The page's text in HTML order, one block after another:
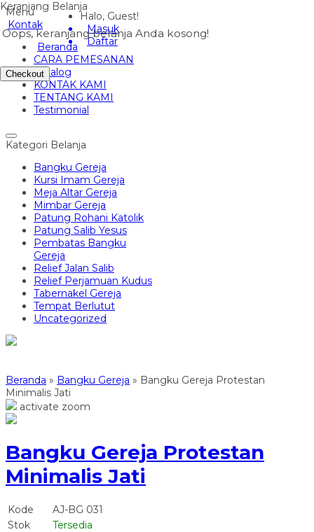
Menu
Kontak
Beranda
CARA PEMESANAN
Katalog
KONTAK KAMI
TENTANG KAMI
Testimonial
Kategori Belanja
Bangku Gereja
Kursi Imam Gereja
Meja Altar Gereja
Mimbar Gereja
Patung Rohani Katolik
Patung Salib Yesus
Pembatas Bangku
Gereja
Relief Jalan Salib
Relief Perjamuan Kudus
Tabernakel Gereja
Tempat Berlutut
Uncategorized
Halo, Guest!
Masuk
Daftar
Keranjang Belanja
Oops, keranjang belanja Anda kosong!
Checkout
Beranda » Bangku Gereja » Bangku Gereja Protestan
Minimalis Jati
activate zoom
Bangku Gereja Protestan
Minimalis Jati
Kode
AJ-BG 031
Stok
Tersedia